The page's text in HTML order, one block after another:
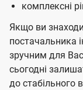
комплексні
Якщо ви
постачальника
зручним для
сьогодні
до стабільного